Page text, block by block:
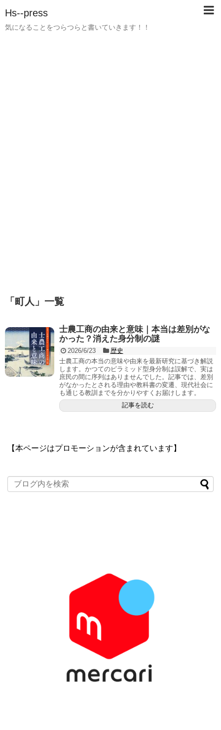
Hs--press
気になることをつらつらと書いていきます！！
「 町人 」 一覧
士農工商の由来と意味｜本当は差別がな
かった？消えた身分制の謎
2026/6/23
歴史
士農工商の本当の意味や由来を最新研究に基づき解説
します。かつてのピラミッド型身分制は誤解で、実は
庶民の間に序列はありませんでした。記事では、差別
がなかったとされる理由や教科書の変遷、現代社会に
も通じる教訓までを分かりやすくお届けします。
記事を読む
【本ページはプロモーションが含まれています】